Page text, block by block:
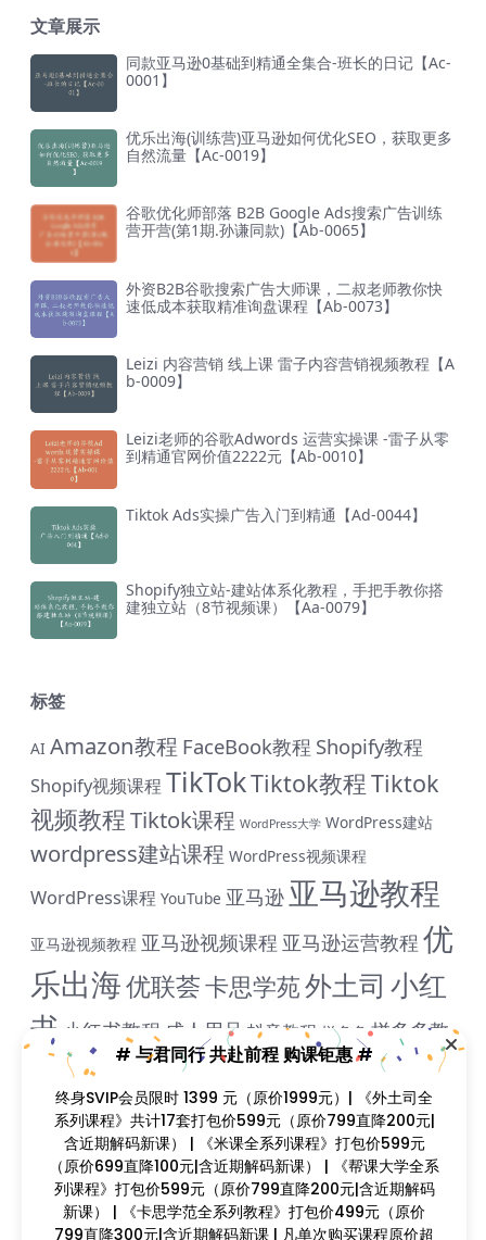
文章展示
同款亚马逊0基础到精通全集合-班长的日记【Ac-
0001】
优乐出海(训练营)亚马逊如何优化SEO，获取更多
自然流量【Ac-0019】
谷歌优化师部落 B2B Google Ads搜索广告训练
营开营(第1期.孙谦同款)【Ab-0065】
外资B2B谷歌搜索广告大师课，二叔老师教你快
速低成本获取精准询盘课程【Ab-0073】
Leizi 内容营销 线上课 雷子内容营销视频教程【A
b-0009】
Leizi老师的谷歌Adwords 运营实操课 -雷子从零
到精通官网价值2222元【Ab-0010】
Tiktok Ads实操广告入门到精通【Ad-0044】
Shopify独立站-建站体系化教程，手把手教你搭
建独立站（8节视频课）【Aa-0079】
标签
AI Amazon教程 FaceBook教程 Shopify教程
Shopify视频课程 TikTokTiktok教程Tiktok
视频教程Tiktok课程 WordPress大学 WordPress建站
wordpress建站课程 WordPress视频课程
WordPress课程 YouTube 亚马逊 亚马逊教程
亚马逊视频教程 亚马逊视频课程 亚马逊运营教程 优
乐出海优联荟卡思学苑外土司 小红
书 小红书教程 成人用品 抖音教程 拼多多 拼多多教
淘宝教程 米课 脸书教程
谷歌
ADS教程谷歌SEO教程 谷歌SEO课程 谷歌运用教程
境B哥 阿里国际站雨课网雷子教程 颜Sir 飞橙教育
Copyright © 2023找课程网- All rights reserved
# 与君同行 共赴前程 购课钜惠 #
终身SVIP会员限时 1399 元（原价1999元）| 《外土司全
系列课程》共计17套打包价599元（原价799直降200元|
含近期解码新课） | 《米课全系列课程》打包价599元
（原价699直降100元|含近期解码新课） | 《帮课大学全系
列课程》打包价599元（原价799直降200元|含近期解码
新课） | 《卡思学范全系列教程》打包价499元（原价
799直降300元|含近期解码新课 | 凡单次购买课程原价超